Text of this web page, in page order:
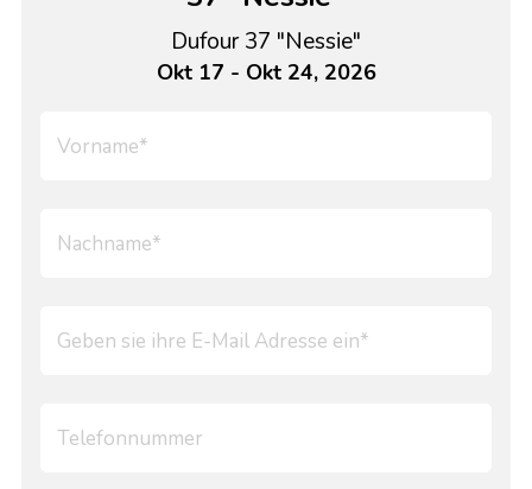
Dufour 37 "Nessie"
Okt 17 - Okt 24, 2026